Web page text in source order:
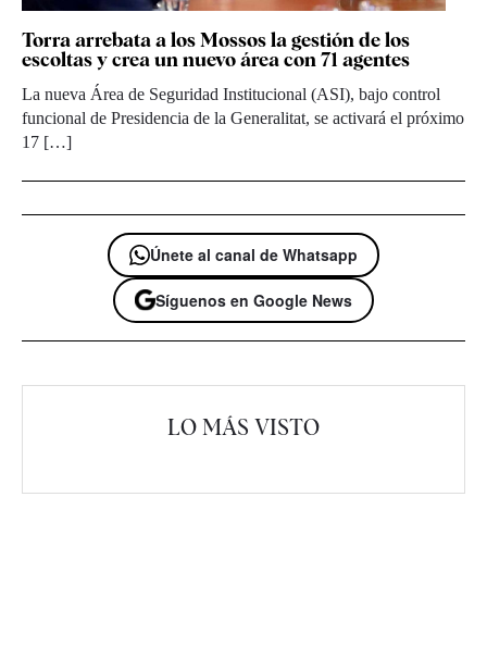
Torra arrebata a los Mossos la gestión de los
escoltas y crea un nuevo área con 71 agentes
La nueva Área de Seguridad Institucional (ASI), bajo control
funcional de Presidencia de la Generalitat, se activará el próximo
17 […]
Únete al canal de Whatsapp
Síguenos en Google News
LO MÁS VISTO